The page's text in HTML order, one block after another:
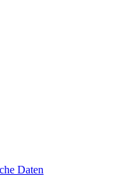
Daten